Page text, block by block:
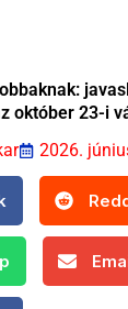
október 23-i
2026.